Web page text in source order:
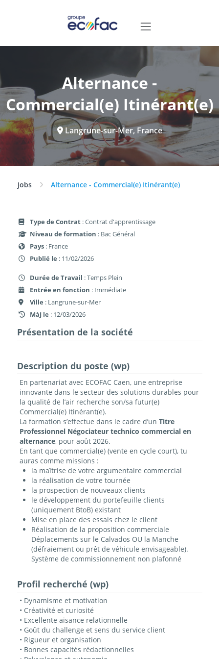
Alternance -
Commercial(e) Itinérant(e)
Langrune-sur-Mer, France
Jobs Alternance - Commercial(e) Itinérant(e)
Type de Contrat : Contrat d'apprentissage
Niveau de formation : Bac Général
Pays : France
Publié le : 11/02/2026
Durée de Travail : Temps Plein
Entrée en fonction : Immédiate
Ville : Langrune-sur-Mer
MàJ le : 12/03/2026
Présentation de la société
Description du poste (wp)
En partenariat avec ECOFAC Caen, une entreprise
innovante dans le secteur des solutions durables pour
la qualité de l’air recherche son/sa futur(e)
Commercial(e) Itinérant(e).
La formation s’effectue dans le cadre d’un Titre
Professionnel Négociateur technico commercial en
alternance, pour août 2026.
En tant que commercial(e) (vente en cycle court), tu
auras comme missions :
la maîtrise de votre argumentaire commercial
la réalisation de votre tournée
la prospection de nouveaux clients
le développement du portefeuille clients
(uniquement BtoB) existant
Mise en place des essais chez le client
Réalisation de la proposition commerciale
Déplacements sur le Calvados OU la Manche
(défraiement ou prêt de véhicule envisageable).
Système de commissionnement non plafonné
Profil recherché (wp)
• Dynamisme et motivation
• Créativité et curiosité
• Excellente aisance relationnelle
• Goût du challenge et sens du service client
• Rigueur et organisation
• Bonnes capacités rédactionnelles